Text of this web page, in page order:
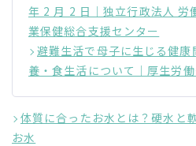
年 2 月 2 日｜独立行政法人 労
業保健総合支援センター
避難生活で母子に生じる健
養・食生活について｜厚生労
体質に合ったお水とは？硬水と
お水